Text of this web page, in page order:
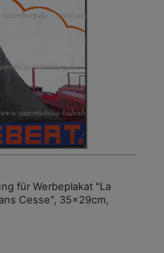
für Werbeplakat "La
Cesse", 35x29cm,